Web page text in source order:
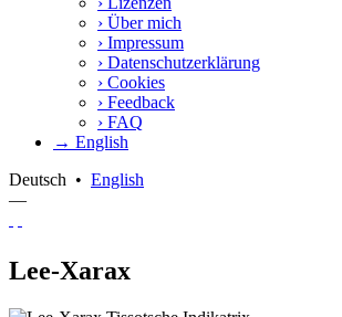
› Über mich
› Impressum
› Datenschutzerklärung
› Cookies
› Feedback
› FAQ
→ English
Deutsch • English
—
Lee-Xarax